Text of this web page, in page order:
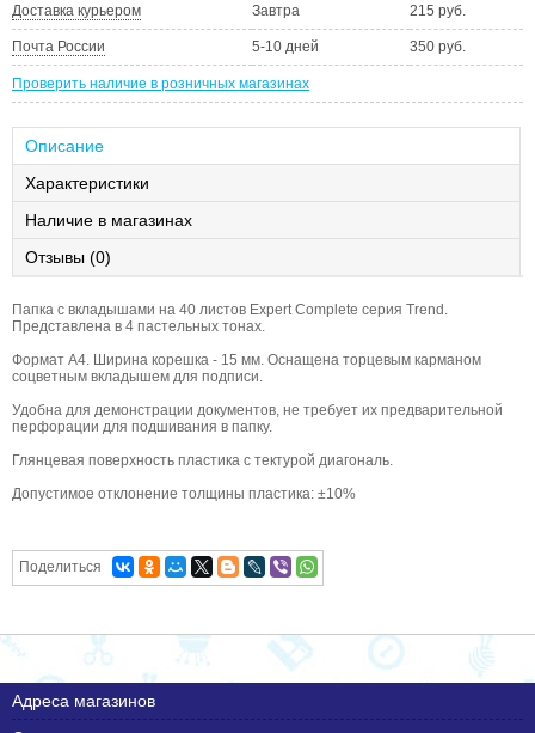
Доставка курьером Завтра 215 руб.
Почта России 5-10 дней 350 руб.
Проверить наличие в розничных магазинах
Описание
Характеристики
Наличие в магазинах
Отзывы (0)
Папка с вкладышами на 40 листов Expert Complete серия Trend.
Представлена в 4 пастельных тонах.
Формат А4. Ширина корешка - 15 мм. Оснащена торцевым карманом
соцветным вкладышем для подписи.
Удобна для демонстрации документов, не требует их предварительной
перфорации для подшивания в папку.
Глянцевая поверхность пластика с тектурой диагональ.
Допустимое отклонение толщины пластика: ±10%
Поделиться
Адреса магазинов